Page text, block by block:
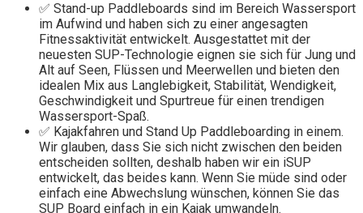
✅ Stand-up Paddleboards sind im Bereich Wassersport
im Aufwind und haben sich zu einer angesagten
Fitnessaktivität entwickelt. Ausgestattet mit der
neuesten SUP-Technologie eignen sie sich für Jung und
Alt auf Seen, Flüssen und Meerwellen und bieten den
idealen Mix aus Langlebigkeit, Stabilität, Wendigkeit,
Geschwindigkeit und Spurtreue für einen trendigen
Wassersport-Spaß.
✅ Kajakfahren und Stand Up Paddleboarding in einem.
Wir glauben, dass Sie sich nicht zwischen den beiden
entscheiden sollten, deshalb haben wir ein iSUP
entwickelt, das beides kann. Wenn Sie müde sind oder
einfach eine Abwechslung wünschen, können Sie das
SUP Board einfach in ein Kajak umwandeln.